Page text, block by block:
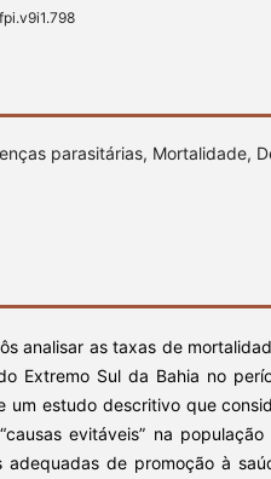
parasitárias, Mortalidade,
analisar as taxas de
Extremo Sul da Bahia no
um estudo descritivo que
evitáveis” na
adequadas de promoção à